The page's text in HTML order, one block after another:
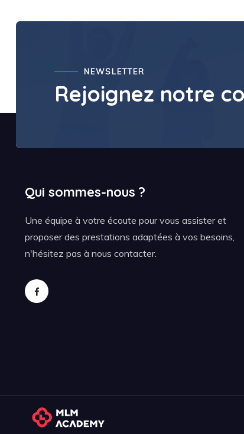
NEWSLETTER
Rejoignez notre
Qui sommes-nous ?
Une équipe à votre écoute pour vous assister et
proposer des prestations adaptées à vos besoins,
n'hésitez pas à nous contacter.